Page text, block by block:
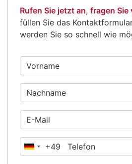
Rufen Sie jetzt an, fragen Sie
füllen Sie das
werden Sie so schnell wie
Deutschland
+49